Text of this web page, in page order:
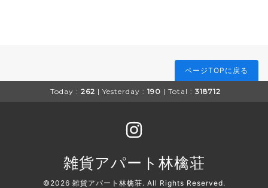
ページTOPに戻る
Today : 262 | Yesterday : 190 | Total : 318712
雑貨アパート林檎荘
©2026 雑貨アパート林檎荘. All Rights Reserved.